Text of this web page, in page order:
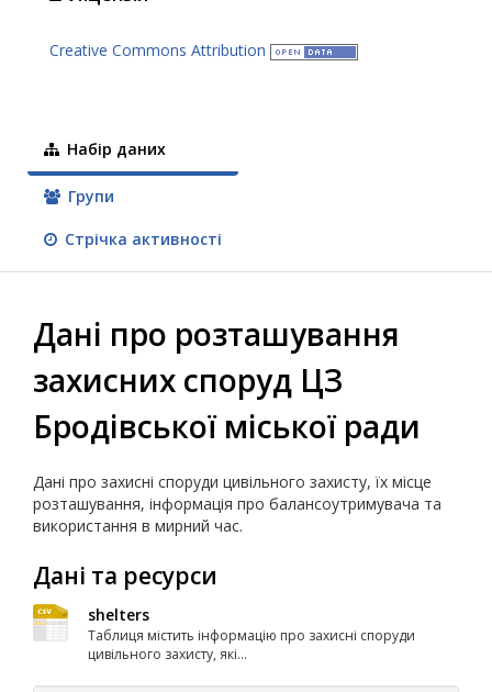
Creative Commons Attribution
Набір даних
Групи
Стрічка активності
Дані про розташування
захисних споруд ЦЗ
Бродівської міської ради
Дані про захисні споруди цивільного захисту, їх місце
розташування, інформація про балансоутримувача та
використання в мирний час.
Дані та ресурси
shelters
Таблиця містить інформацію про захисні споруди
цивільного захисту, які...